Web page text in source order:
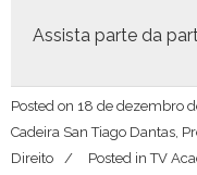
Assista parte da
Posted on 18 de dezembro
Cadeira San Tiago Dantas,
Direito
Posted inTV